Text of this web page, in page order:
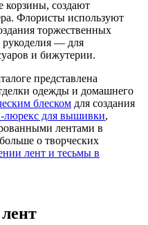
корзины, создают
Флористы используют
торжественных
рукоделия — для
и бижутерии.
представлена
одежды и домашнего
блеском для создания
люрекс для вышивки,
лентами в
о творческих
лент и тесьмы в